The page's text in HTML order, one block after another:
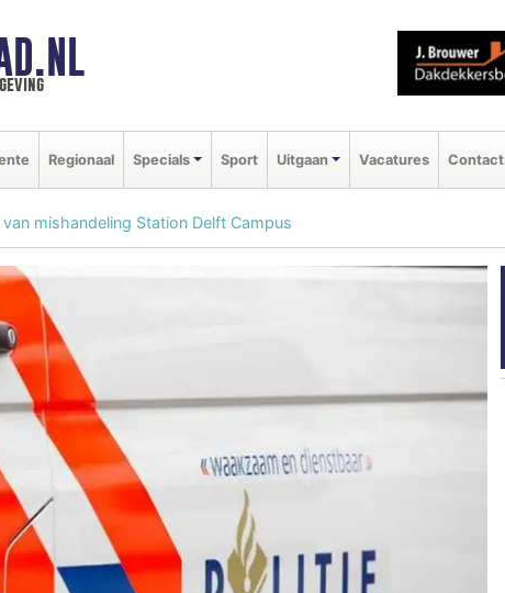
Regionaal Specials Sport Uitgaan Vacatures Contact
mishandeling Station Delft Campus